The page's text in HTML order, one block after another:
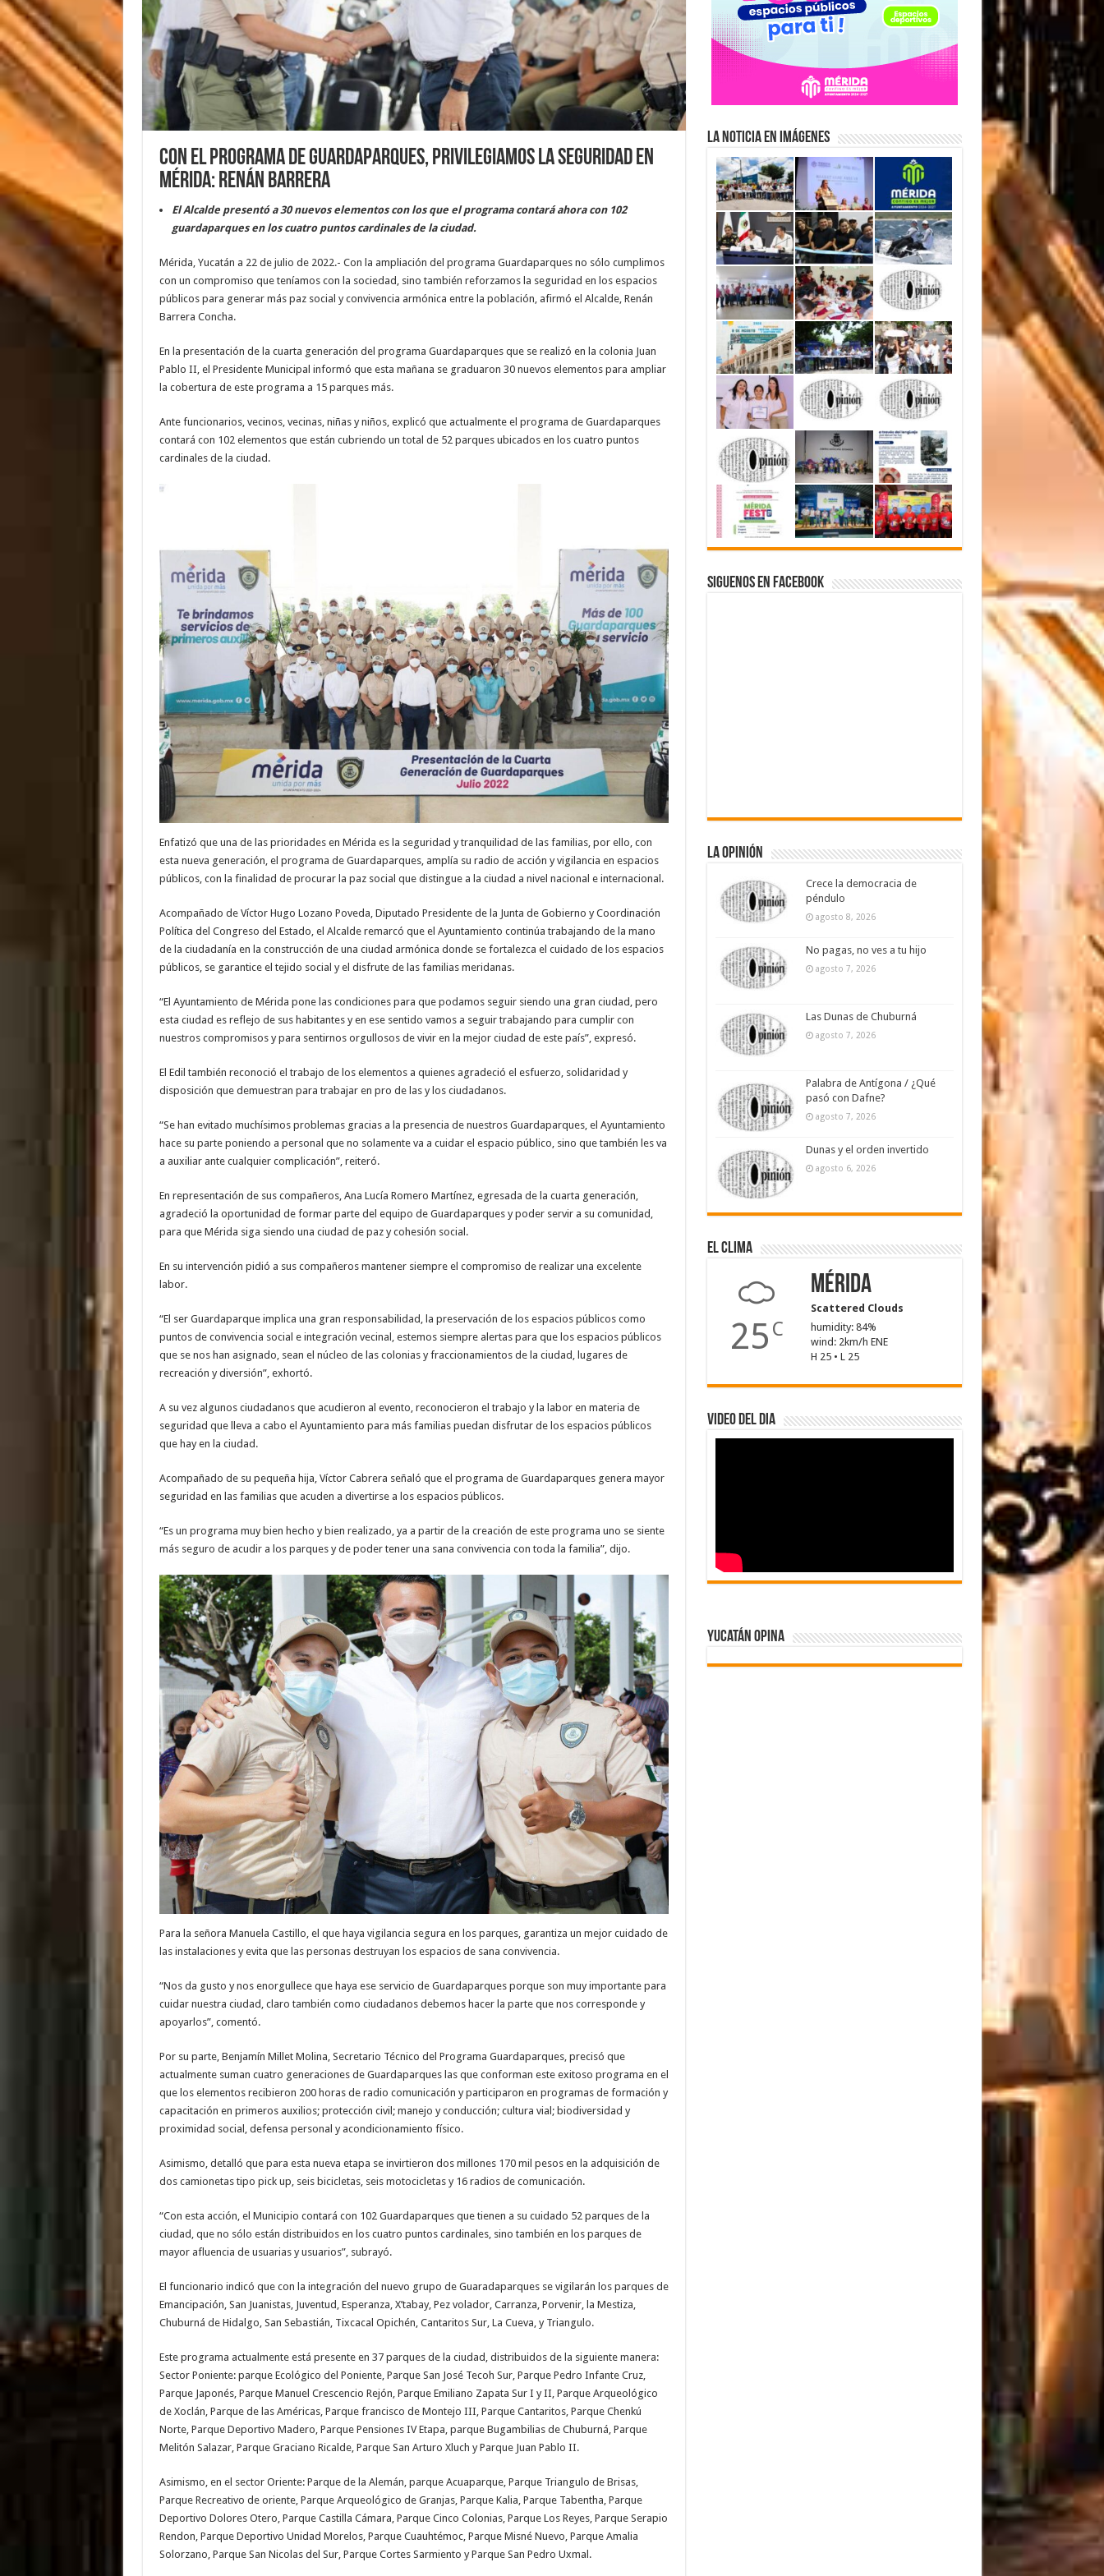
Con el programa de Guardaparques, privilegiamos la seguridad en
Mérida: Renán Barrera
El Alcalde presentó a 30 nuevos elementos con los que el programa contará ahora con 102
guardaparques en los cuatro puntos cardinales de la ciudad.
Mérida, Yucatán a 22 de julio de 2022.- Con la ampliación del programa Guardaparques no sólo cumplimos
con un compromiso que teníamos con la sociedad, sino también reforzamos la seguridad en los espacios
públicos para generar más paz social y convivencia armónica entre la población, afirmó el Alcalde, Renán
Barrera Concha.
En la presentación de la cuarta generación del programa Guardaparques que se realizó en la colonia Juan
Pablo II, el Presidente Municipal informó que esta mañana se graduaron 30 nuevos elementos para ampliar
la cobertura de este programa a 15 parques más.
Ante funcionarios, vecinos, vecinas, niñas y niños, explicó que actualmente el programa de Guardaparques
contará con 102 elementos que están cubriendo un total de 52 parques ubicados en los cuatro puntos
cardinales de la ciudad.
Enfatizó que una de las prioridades en Mérida es la seguridad y tranquilidad de las familias, por ello, con
esta nueva generación, el programa de Guardaparques, amplía su radio de acción y vigilancia en espacios
públicos, con la finalidad de procurar la paz social que distingue a la ciudad a nivel nacional e internacional.
Acompañado de Víctor Hugo Lozano Poveda, Diputado Presidente de la Junta de Gobierno y Coordinación
Política del Congreso del Estado, el Alcalde remarcó que el Ayuntamiento continúa trabajando de la mano
de la ciudadanía en la construcción de una ciudad armónica donde se fortalezca el cuidado de los espacios
públicos, se garantice el tejido social y el disfrute de las familias meridanas.
“El Ayuntamiento de Mérida pone las condiciones para que podamos seguir siendo una gran ciudad, pero
esta ciudad es reflejo de sus habitantes y en ese sentido vamos a seguir trabajando para cumplir con
nuestros compromisos y para sentirnos orgullosos de vivir en la mejor ciudad de este país”, expresó.
El Edil también reconoció el trabajo de los elementos a quienes agradeció el esfuerzo, solidaridad y
disposición que demuestran para trabajar en pro de las y los ciudadanos.
“Se han evitado muchísimos problemas gracias a la presencia de nuestros Guardaparques, el Ayuntamiento
hace su parte poniendo a personal que no solamente va a cuidar el espacio público, sino que también les va
a auxiliar ante cualquier complicación”, reiteró.
En representación de sus compañeros, Ana Lucía Romero Martínez, egresada de la cuarta generación,
agradeció la oportunidad de formar parte del equipo de Guardaparques y poder servir a su comunidad,
para que Mérida siga siendo una ciudad de paz y cohesión social.
En su intervención pidió a sus compañeros mantener siempre el compromiso de realizar una excelente
labor.
“El ser Guardaparque implica una gran responsabilidad, la preservación de los espacios públicos como
puntos de convivencia social e integración vecinal, estemos siempre alertas para que los espacios públicos
que se nos han asignado, sean el núcleo de las colonias y fraccionamientos de la ciudad, lugares de
recreación y diversión”, exhortó.
A su vez algunos ciudadanos que acudieron al evento, reconocieron el trabajo y la labor en materia de
seguridad que lleva a cabo el Ayuntamiento para más familias puedan disfrutar de los espacios públicos
que hay en la ciudad.
Acompañado de su pequeña hija, Víctor Cabrera señaló que el programa de Guardaparques genera mayor
seguridad en las familias que acuden a divertirse a los espacios públicos.
“Es un programa muy bien hecho y bien realizado, ya a partir de la creación de este programa uno se siente
más seguro de acudir a los parques y de poder tener una sana convivencia con toda la familia”, dijo.
Para la señora Manuela Castillo, el que haya vigilancia segura en los parques, garantiza un mejor cuidado de
las instalaciones y evita que las personas destruyan los espacios de sana convivencia.
“Nos da gusto y nos enorgullece que haya ese servicio de Guardaparques porque son muy importante para
cuidar nuestra ciudad, claro también como ciudadanos debemos hacer la parte que nos corresponde y
apoyarlos”, comentó.
Por su parte, Benjamín Millet Molina, Secretario Técnico del Programa Guardaparques, precisó que
actualmente suman cuatro generaciones de Guardaparques las que conforman este exitoso programa en el
que los elementos recibieron 200 horas de radio comunicación y participaron en programas de formación y
capacitación en primeros auxilios; protección civil; manejo y conducción; cultura vial; biodiversidad y
proximidad social, defensa personal y acondicionamiento físico.
Asimismo, detalló que para esta nueva etapa se invirtieron dos millones 170 mil pesos en la adquisición de
dos camionetas tipo pick up, seis bicicletas, seis motocicletas y 16 radios de comunicación.
“Con esta acción, el Municipio contará con 102 Guardaparques que tienen a su cuidado 52 parques de la
ciudad, que no sólo están distribuidos en los cuatro puntos cardinales, sino también en los parques de
mayor afluencia de usuarias y usuarios”, subrayó.
El funcionario indicó que con la integración del nuevo grupo de Guaradaparques se vigilarán los parques de
Emancipación, San Juanistas, Juventud, Esperanza, X’tabay, Pez volador, Carranza, Porvenir, la Mestiza,
Chuburná de Hidalgo, San Sebastián, Tixcacal Opichén, Cantaritos Sur, La Cueva, y Triangulo.
Este programa actualmente está presente en 37 parques de la ciudad, distribuidos de la siguiente manera:
Sector Poniente: parque Ecológico del Poniente, Parque San José Tecoh Sur, Parque Pedro Infante Cruz,
Parque Japonés, Parque Manuel Crescencio Rejón, Parque Emiliano Zapata Sur I y II, Parque Arqueológico
de Xoclán, Parque de las Américas, Parque francisco de Montejo III, Parque Cantaritos, Parque Chenkú
Norte, Parque Deportivo Madero, Parque Pensiones IV Etapa, parque Bugambilias de Chuburná, Parque
Melitón Salazar, Parque Graciano Ricalde, Parque San Arturo Xluch y Parque Juan Pablo II.
Asimismo, en el sector Oriente: Parque de la Alemán, parque Acuaparque, Parque Triangulo de Brisas,
Parque Recreativo de oriente, Parque Arqueológico de Granjas, Parque Kalia, Parque Tabentha, Parque
Deportivo Dolores Otero, Parque Castilla Cámara, Parque Cinco Colonias, Parque Los Reyes, Parque Serapio
Rendon, Parque Deportivo Unidad Morelos, Parque Cuauhtémoc, Parque Misné Nuevo, Parque Amalia
Solorzano, Parque San Nicolas del Sur, Parque Cortes Sarmiento y Parque San Pedro Uxmal.
La Noticia en Imágenes
Siguenos en Facebook
La Opinión
Crece la democracia de
péndulo
agosto 8, 2026
No pagas, no ves a tu hijo
agosto 7, 2026
Las Dunas de Chuburná
agosto 7, 2026
Palabra de Antígona / ¿Qué
pasó con Dafne?
agosto 7, 2026
Dunas y el orden invertido
agosto 6, 2026
El Clima
25 C
Mérida
Scattered Clouds
humidity: 84%
wind: 2km/h ENE
H 25 • L 25
Video del dia
Yucatán Opina